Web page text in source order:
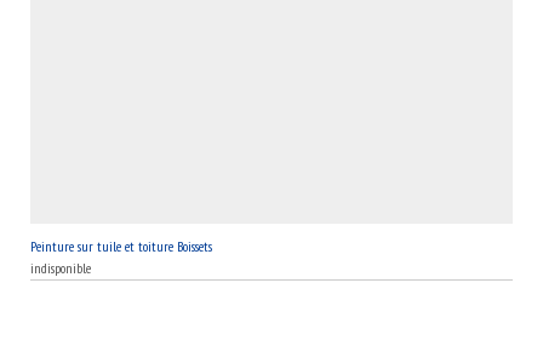
Peinture sur tuile et toiture Boissets
indisponible